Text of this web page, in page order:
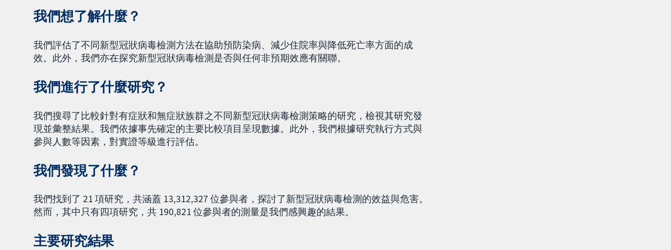
我們想了解什麼？
我們評估了不同新型冠狀病毒檢測方法在協助預防染病、減少住院率與降低死亡率方面的成
效。此外，我們亦在探究新型冠狀病毒檢測是否與任何非預期效應有關聯。
我們進行了什麼研究？
我們搜尋了比較針對有症狀和無症狀族群之不同新型冠狀病毒檢測策略的研究，檢視其研究發
現並彙整結果。我們依據事先確定的主要比較項目呈現數據。此外，我們根據研究執行方式與
參與人數等因素，對實證等級進行評估。
我們發現了什麼？
我們找到了 21 項研究，共涵蓋 13,312,327 位參與者，探討了新型冠狀病毒檢測的效益與危害。
然而，其中只有四項研究，共 190,821 位參與者的測量是我們感興趣的結果。
主要研究結果